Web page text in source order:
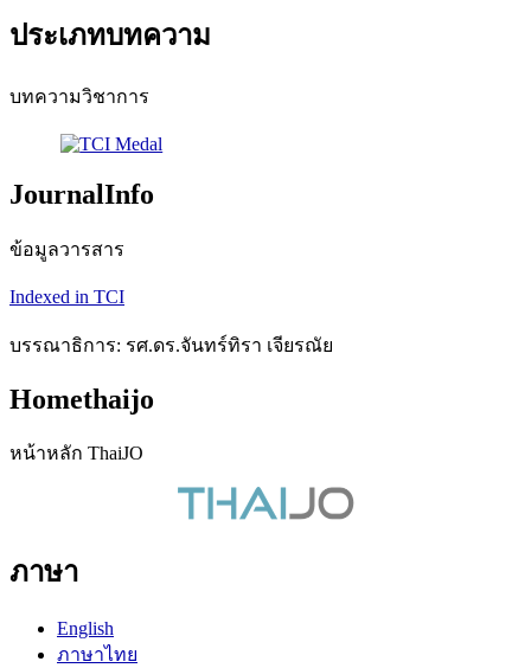
ประเภทบทความ
บทความวิชาการ
JournalInfo
ข้อมูลวารสาร
Indexed in TCI
บรรณาธิการ: รศ.ดร.จันทร์ทิรา เจียรณัย
Homethaijo
หน้าหลัก ThaiJO
ภาษา
English
ภาษาไทย